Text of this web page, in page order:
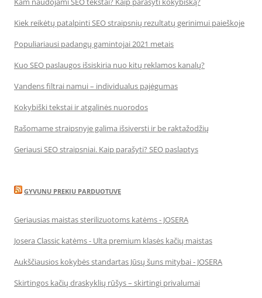
Kiek reikėtų patalpinti SEO straipsnių rezultatų gerinimui paieškoje
Populiariausi padangų gamintojai 2021 metais
Kuo SEO paslaugos išsiskiria nuo kitų reklamos kanalų?
Vandens filtrai namui – individualus pajėgumas
Kokybiški tekstai ir atgalinės nuorodos
Rašomame straipsnyje galima išsiversti ir be raktažodžių
Geriausi SEO straipsniai. Kaip parašyti? SEO paslaptys
GYVUNU PREKIU PARDUOTUVE
Geriausias maistas sterilizuotoms katėms - JOSERA
Josera Classic katėms - Ulta premium klasės kačių maistas
Aukščiausios kokybės standartas Jūsų šuns mitybai - JOSERA
Skirtingos kačių draskyklių rūšys – skirtingi privalumai